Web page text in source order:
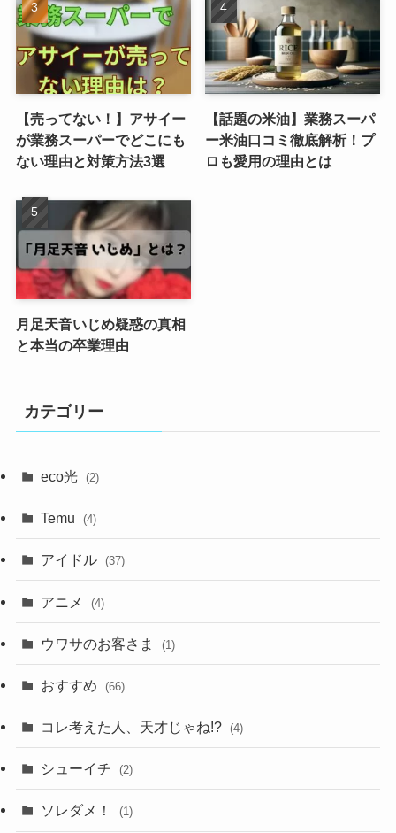
【売ってない！】アサイー
が業務スーパーでどこにも
ない理由と対策方法3選
【話題の米油】業務スーパ
ー米油口コミ徹底解析！プ
ロも愛用の理由とは
月足天音いじめ疑惑の真相
と本当の卒業理由
カテゴリー
eco光 (2)
Temu (4)
アイドル (37)
アニメ (4)
ウワサのお客さま (1)
おすすめ (66)
コレ考えた人、天才じゃね!? (4)
シューイチ (2)
ソレダメ！ (1)